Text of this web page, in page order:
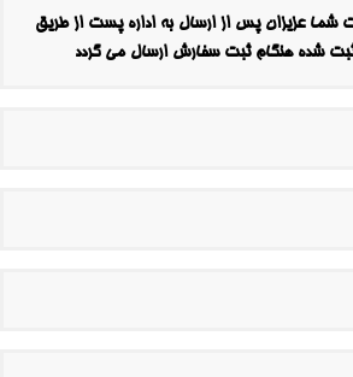
شما عزیزان پس از ارسال به اداره پست از طریق
شده هنگام ثبت سفارش ارسال می گردد